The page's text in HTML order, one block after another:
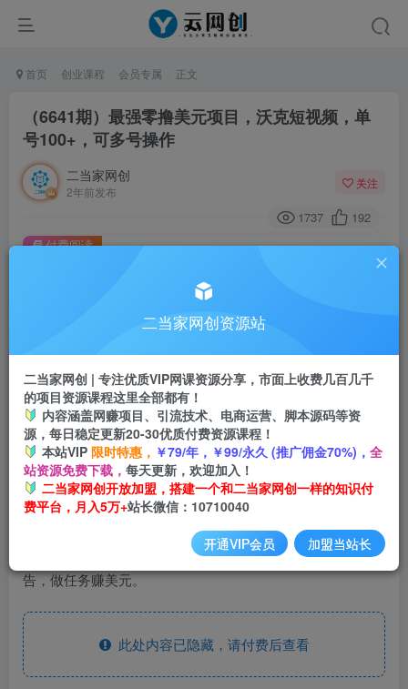
首页 创业课程 会员专属 正文
（6641期）最强零撸美元项目，沃克短视频，单
号100+，可多号操作
二当家网创
2年前发布
关注
1737 192
此内容为付费阅读，请付费后查看
会员专属资源
会员免费
开通会员
付费阅读
多，都是短视频平台，但是我们能通过沃克短视频来看广
告，做任务赚美元。
此处内容已隐藏，请付费后查看
二当家网创资源站
二当家网创 | 专注优质VIP网课资源分享，市面上收费几百几千
的项目资源课程这里全部都有！
内容涵盖网赚项目、引流技术、电商运营、脚本源码等资
源，每日稳定更新20-30优质付费资源课程！
本站VIP 限时特惠， ￥79/年，￥99/永久 (推广佣金70%)， 全
站资源免费下载， 每天更新，欢迎加入！
二当家网创开放加盟，搭建一个和二当家网创一样的知识付
费平台，月入5万+站长微信：10710040
开通VIP会员 加盟当站长